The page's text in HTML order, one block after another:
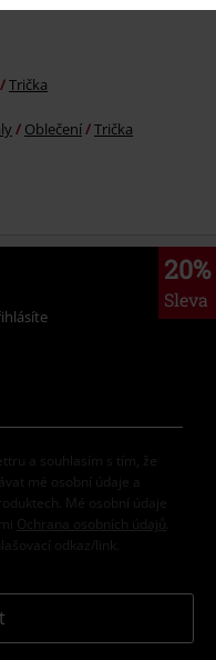
Trička
Oblečení Trička
20%
Sleva
a souhlasím s tím, že
mé osobní údaje a
Mé osobní údaje
Ochrana osobních údajů
odkaz/link.